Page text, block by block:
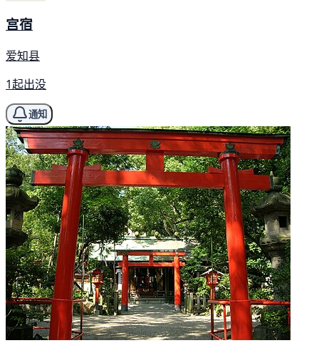
宫宿
爱知县
1起出没
通知